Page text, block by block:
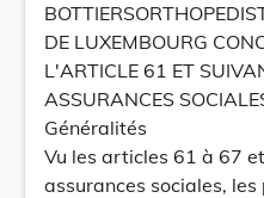
DE LUXEMBOURG
L'ARTICLE 61 ET
ASSURANCES
Généralités
Vu les articles 61 à 67
assurances sociales,